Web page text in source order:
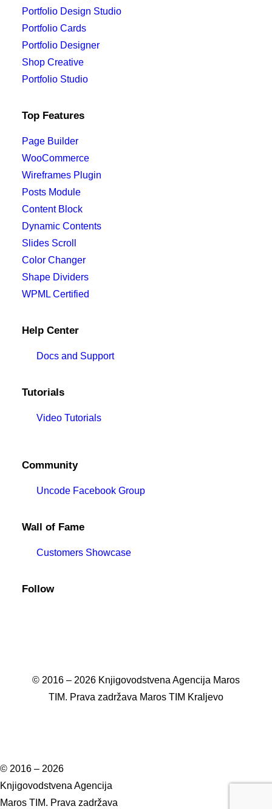
Portfolio Design Studio
Portfolio Cards
Portfolio Designer
Shop Creative
Portfolio Studio
Top Features
Page Builder
WooCommerce
Wireframes Plugin
Posts Module
Content Block
Dynamic Contents
Slides Scroll
Color Changer
Shape Dividers
WPML Certified
Help Center
Docs and Support
Tutorials
Video Tutorials
Community
Uncode Facebook Group
Wall of Fame
Customers Showcase
Follow
© 2016 – 2026 Knjigovodstvena Agencija Maros
TIM. Prava zadržava Maros TIM Kraljevo
© 2016 – 2026
Knjigovodstvena Agencija
Maros TIM. Prava zadržava